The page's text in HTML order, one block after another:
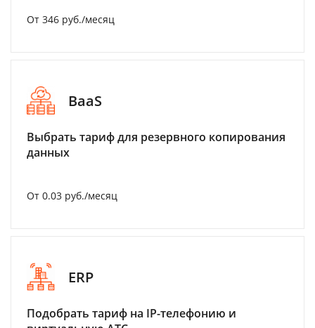
От 346 руб./месяц
BaaS
Выбрать тариф для резервного копирования
данных
От 0.03 руб./месяц
ERP
Подобрать тариф на IP-телефонию и